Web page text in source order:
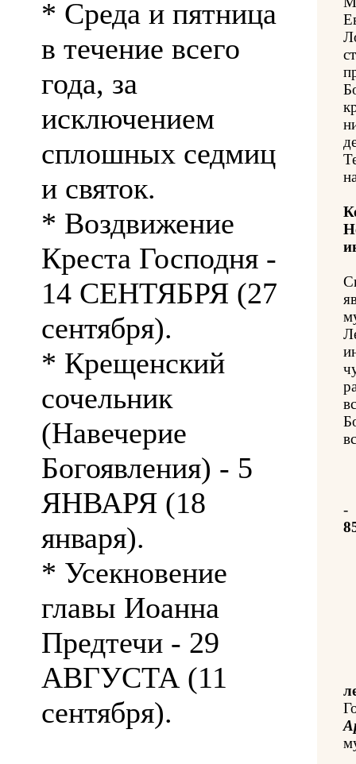
* Среда и пятница
в течение всего
года, за
исключением
сплошных седмиц
и святок.
* Воздвижение
Креста Господня -
14 СЕНТЯБРЯ (27
сентября).
* Крещенский
сочельник
(Навечерие
Богоявления) - 5
ЯНВАРЯ (18
января).
* Усекновение
главы Иоанна
Предтечи - 29
АВГУСТА (11
сентября).
-